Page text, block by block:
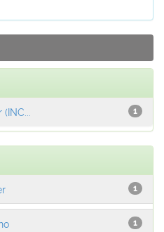
1
1
1